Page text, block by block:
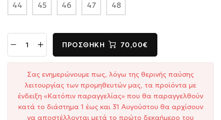
44 45 46 47 48
ΠΡΟΣΘΉΚΗ 70,00€
Σας ενημερώνουμε πως, λόγω της θερινής παύσης
λειτουργίας των προμηθευτών μας, τα προϊόντα με
ένδειξη «Κατόπιν παραγγελίας» που θα παραγγελθούν
κατά το διάστημα 1 έως και 31 Αυγούστου θα αρχίσουν
να αποστέλλονται μετά το πρώτο δεκαήμερο του